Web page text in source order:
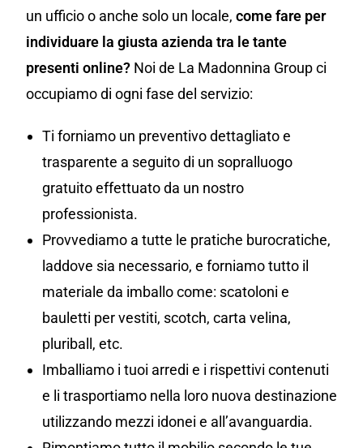
un ufficio o anche solo un locale, come fare per
individuare la giusta azienda tra le tante
presenti online? Noi de La Madonnina Group ci
occupiamo di ogni fase del servizio:
Ti forniamo un preventivo dettagliato e
trasparente a seguito di un sopralluogo
gratuito effettuato da un nostro
professionista.
Provvediamo a tutte le pratiche burocratiche,
laddove sia necessario, e forniamo tutto il
materiale da imballo come: scatoloni e
bauletti per vestiti, scotch, carta velina,
pluriball, etc.
Imballiamo i tuoi arredi e i rispettivi contenuti
e li trasportiamo nella loro nuova destinazione
utilizzando mezzi idonei e all’avanguardia.